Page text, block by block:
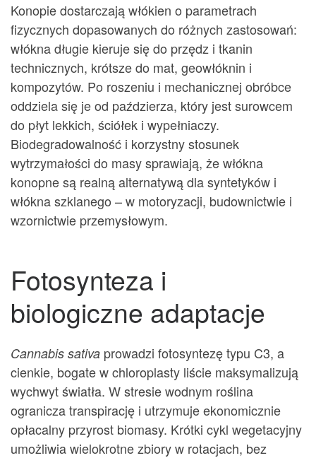
Konopie dostarczają włókien o parametrach
fizycznych dopasowanych do różnych zastosowań:
włókna długie kieruje się do przędz i tkanin
technicznych, krótsze do mat, geowłóknin i
kompozytów. Po roszeniu i mechanicznej obróbce
oddziela się je od paździerza, który jest surowcem
do płyt lekkich, ściółek i wypełniaczy.
Biodegradowalność i korzystny stosunek
wytrzymałości do masy sprawiają, że włókna
konopne są realną alternatywą dla syntetyków i
włókna szklanego – w motoryzacji, budownictwie i
wzornictwie przemysłowym.
Fotosynteza i
biologiczne adaptacje
Cannabis sativa prowadzi fotosyntezę typu C3, a
cienkie, bogate w chloroplasty liście maksymalizują
wychwyt światła. W stresie wodnym roślina
ogranicza transpirację i utrzymuje ekonomicznie
opłacalny przyrost biomasy. Krótki cykl wegetacyjny
umożliwia wielokrotne zbiory w rotacjach, bez